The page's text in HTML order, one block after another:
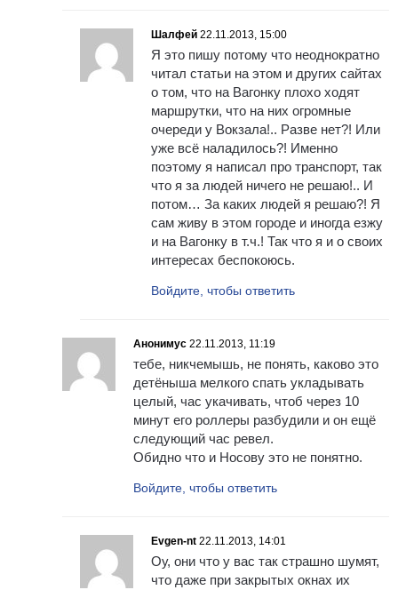
Шалфей 22.11.2013, 15:00
Я это пишу потому что неоднократно
читал статьи на этом и других сайтах
о том, что на Вагонку плохо ходят
маршрутки, что на них огромные
очереди у Вокзала!.. Разве нет?! Или
уже всё наладилось?! Именно
поэтому я написал про транспорт, так
что я за людей ничего не решаю!.. И
потом… За каких людей я решаю?! Я
сам живу в этом городе и иногда езжу
и на Вагонку в т.ч.! Так что я и о своих
интересах беспокоюсь.
Войдите, чтобы ответить
Анонимус 22.11.2013, 11:19
тебе, никчемышь, не понять, каково это
детёныша мелкого спать укладывать
целый, час укачивать, чтоб через 10
минут его роллеры разбудили и он ещё
следующий час ревел.
Обидно что и Носову это не понятно.
Войдите, чтобы ответить
Evgen-nt 22.11.2013, 14:01
Оу, они что у вас так страшно шумят,
что даже при закрытых окнах их